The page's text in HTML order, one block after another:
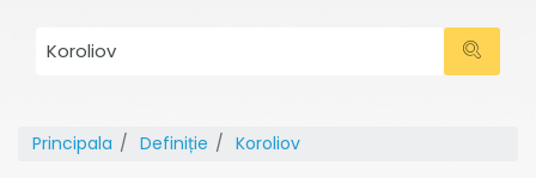
Principala Definiție Koroliov